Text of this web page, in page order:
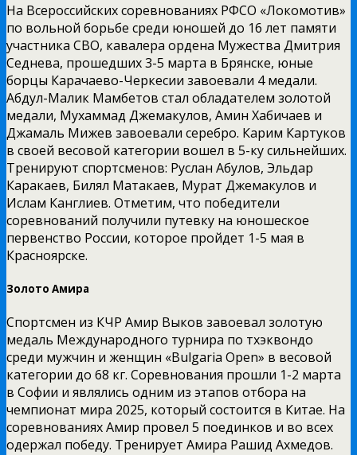
На Всероссийских соревнованиях РФСО «Локомотив»
по вольной борьбе среди юношей до 16 лет памяти
участника СВО, кавалера ордена Мужества Дмитрия
Седнева, прошедших 3-5 марта в Брянске, юные
борцы Карачаево-Черкесии завоевали 4 медали.
Абдул-Малик Мамбетов стал обладателем золотой
медали, Мухаммад Джемакулов, Амин Хабичаев и
Джамаль Мижев завоевали серебро. Карим Картуков
в своей весовой категории вошел в 5-ку сильнейших.
Тренируют спортсменов: Руслан Абулов, Эльдар
Каракаев, Билял Матакаев, Мурат Джемакулов и
Ислам Канглиев. Отметим, что победители
соревнований получили путевку на юношеское
первенство России, которое пройдет 1-5 мая в
Красноярске.
Золото Амира
Спортсмен из КЧР Амир Выков завоевал золотую
медаль Международного турнира по тхэквондо
среди мужчин и женщин «Bulgaria Open» в весовой
категории до 68 кг. Соревнования прошли 1-2 марта
в Софии и являлись одним из этапов отбора на
чемпионат мира 2025, который состоится в Китае. На
соревнованиях Амир провел 5 поединков и во всех
одержал победу. Тренирует Амира Рашид Ахмедов.